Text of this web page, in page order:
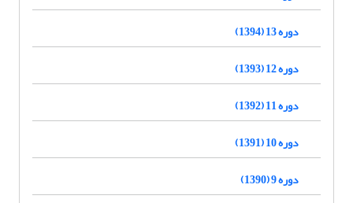
دوره 13 (1394)
دوره 12 (1393)
دوره 11 (1392)
دوره 10 (1391)
دوره 9 (1390)